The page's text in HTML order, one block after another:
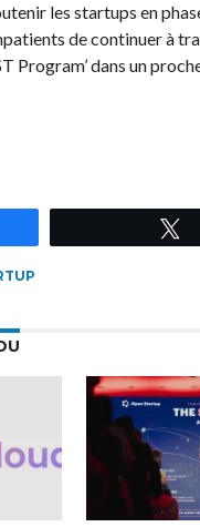
les startups en
de continuer à
Program’ dans un